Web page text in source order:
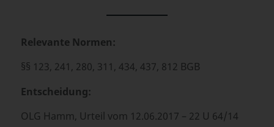
Relevante Normen:
§§ 123, 241, 280, 311, 434, 437, 812 BGB
Entscheidung:
OLG Hamm, Urteil vom 12.06.2017 – 22 U 64/14